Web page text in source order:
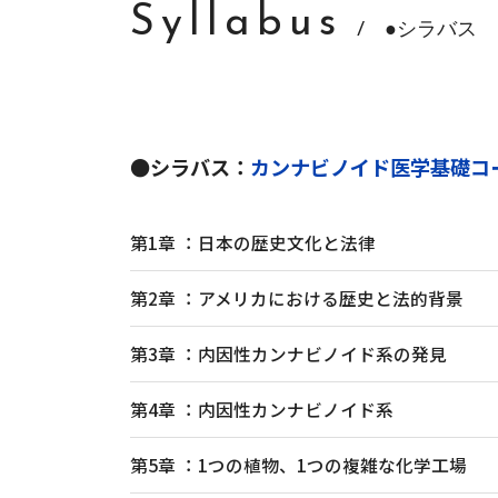
Syllabus / ●シラバス
●シラバス： カンナビノイド医学基礎コ
第1章 ：日本の歴史文化と法律
第2章 ：アメリカにおける歴史と法的背景
第3章 ：内因性カンナビノイド系の発見
第4章 ：内因性カンナビノイド系
第5章 ：1つの植物、1つの複雑な化学工場